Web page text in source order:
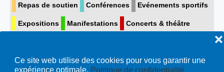
Ce site web utilise des cookies pour vous garantir une
expérience optimale. Politique de confidentialité
❌
Repas de soutien Conférences Evénements sportifs
Expositions Manifestations Concerts & théâtre